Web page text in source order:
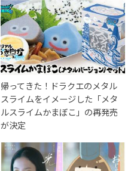
帰ってきた！ドラクエのメタル
スライムをイメージした「メタ
ルスライムかまぼこ」の再発売
が決定